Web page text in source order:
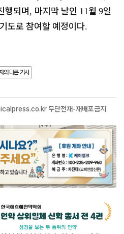
행되며, 마지막 날인 11 월 9일
도로 참여할 예정이다.
의 다른 기사
무단전재-재배포금지